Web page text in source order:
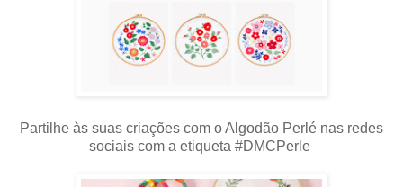
Partilhe às suas criações com o Algodão Perlé nas redes
sociais com a etiqueta #DMCPerle